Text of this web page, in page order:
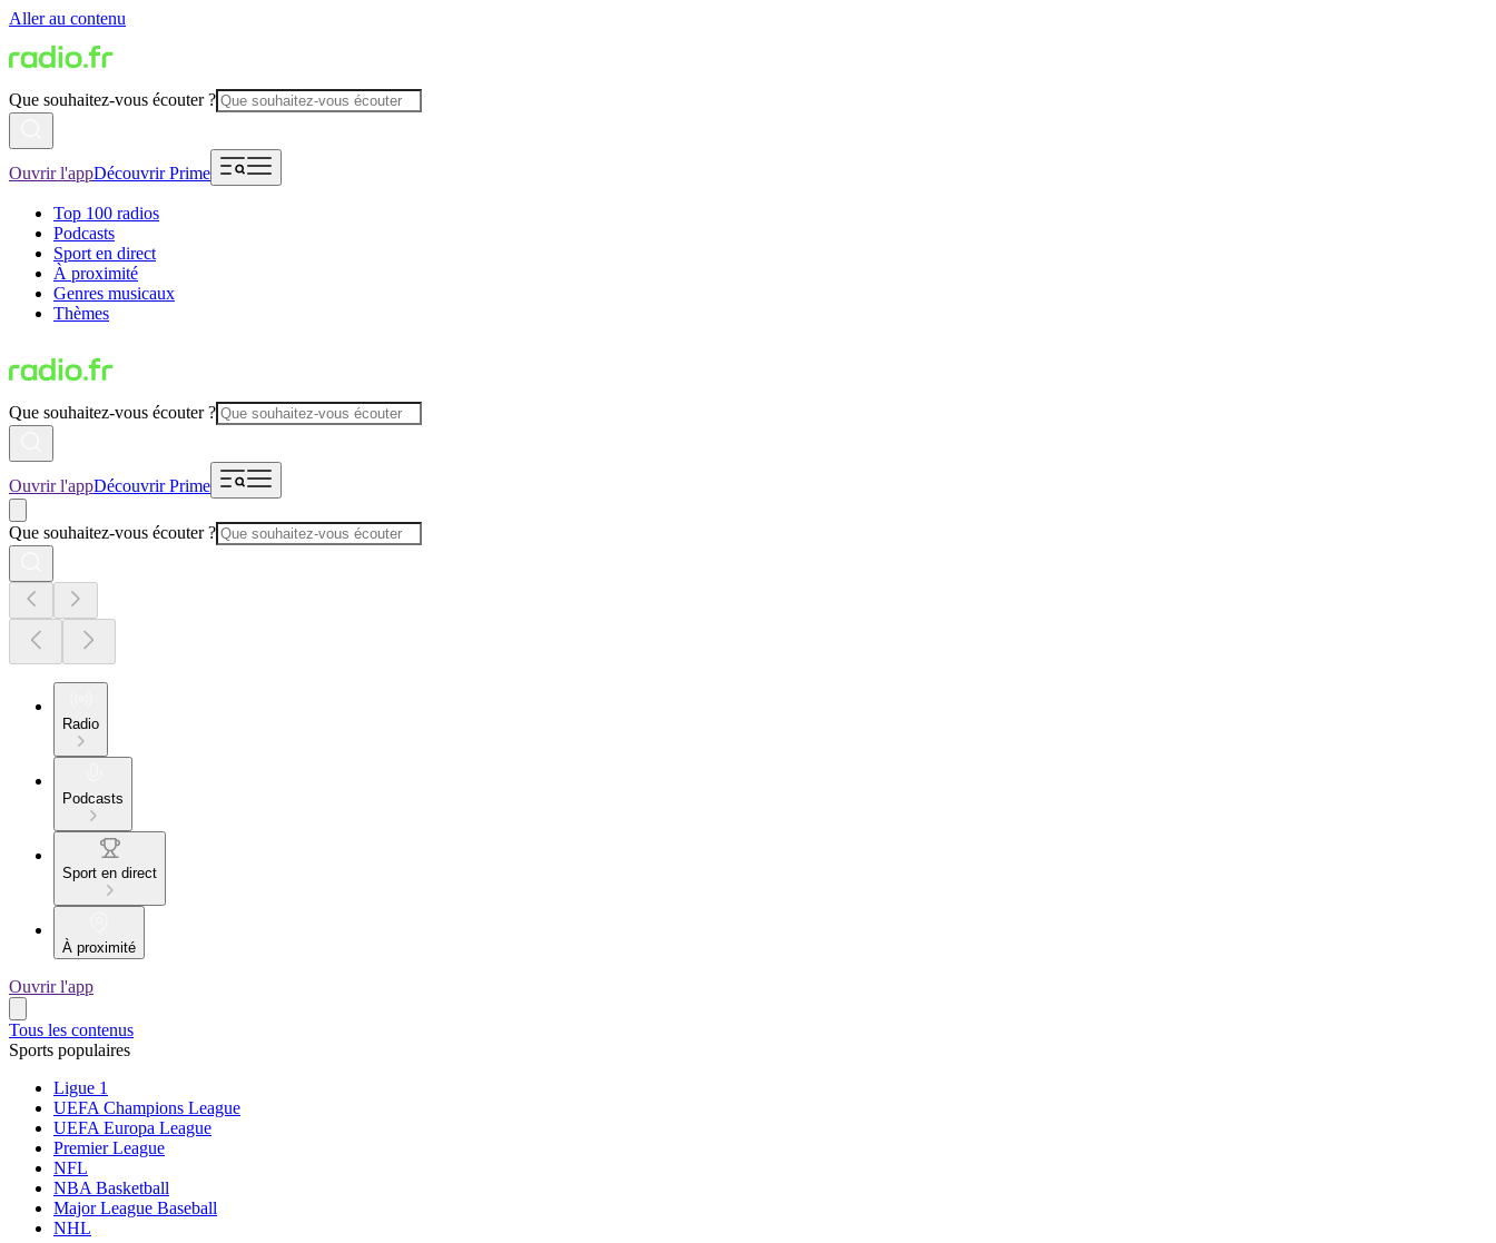
Aller au contenu
Que souhaitez-vous écouter ?
Ouvrir l'appDécouvrir Prime
Top 100 radios
Podcasts
Sport en direct
À proximité
Genres musicaux
Thèmes
Que souhaitez-vous écouter ?
Ouvrir l'appDécouvrir Prime
Que souhaitez-vous écouter ?
Radio
Podcasts
Sport en direct
À proximité
Ouvrir l'app
Tous les contenus
Sports populaires
Ligue 1
UEFA Champions League
UEFA Europa League
Premier League
NFL
NBA Basketball
Major League Baseball
NHL